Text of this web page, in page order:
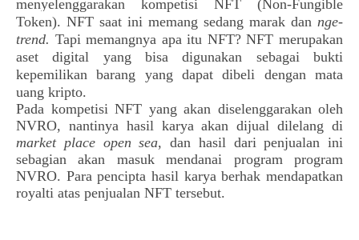
menyelenggarakan kompetisi NFT (Non-Fungible
Token). NFT saat ini memang sedang marak dan nge-
trend. Tapi memangnya apa itu NFT? NFT merupakan
aset digital yang bisa digunakan sebagai bukti
kepemilikan barang yang dapat dibeli dengan mata
uang kripto.
Pada kompetisi NFT yang akan diselenggarakan oleh
market place open sea, dan hasil dari penjualan ini
sebagian akan masuk mendanai program program
NVRO. Para pencipta hasil karya berhak mendapatkan
royalti atas penjualan NFT tersebut.